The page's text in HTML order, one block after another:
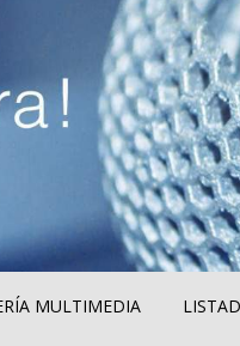
MULTIMEDIA